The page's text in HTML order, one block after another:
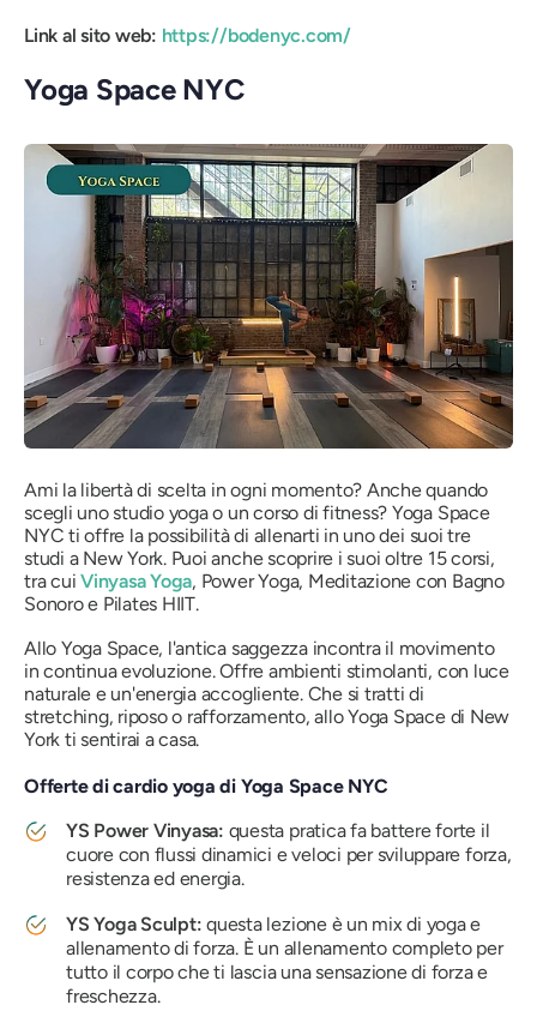
Link al sito web: https://bodenyc.com/
Yoga Space NYC
Ami la libertà di scelta in ogni momento? Anche quando
scegli uno studio yoga o un corso di fitness? Yoga Space
NYC ti offre la possibilità di allenarti in uno dei suoi tre
studi a New York. Puoi anche scoprire i suoi oltre 15 corsi,
tra cuiVinyasa Yoga, Power Yoga, Meditazione con Bagno
Sonoro e Pilates HIIT.
Allo Yoga Space, l'antica saggezza incontra il movimento
in continua evoluzione. Offre ambienti stimolanti, con luce
naturale e un'energia accogliente. Che si tratti di
stretching, riposo o rafforzamento, allo Yoga Space di New
York ti sentirai a casa.
Offerte di cardio yoga di Yoga Space NYC
YS Power Vinyasa: questa pratica fa battere forte il
cuore con flussi dinamici e veloci per sviluppare forza,
resistenza ed energia.
YS Yoga Sculpt:questa lezione è un mix di yoga e
allenamento di forza. È un allenamento completo per
tutto il corpo che ti lascia una sensazione di forza e
freschezza.